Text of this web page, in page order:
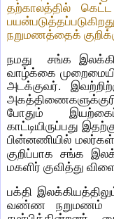
தற்காலத்தில்
நறுமணத்தைக்
நமது சங்க
வாழ்க்கை
அடக்குவர்.
போதும்
காட்டியிருப்பது
பின்னணியில் மலர்கள்
குறிப்பாக சங்க
மகளிர் குவித்து
பக்தி
வண்ண நறுமணம்